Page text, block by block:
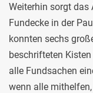
Weiterhin sorgt das
Fundecke in der
konnten sechs
beschrifteten
alle Fundsachen
wenn alle